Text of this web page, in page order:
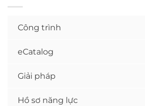
Công trình
eCatalog
Giải pháp
Hồ sơ năng lực